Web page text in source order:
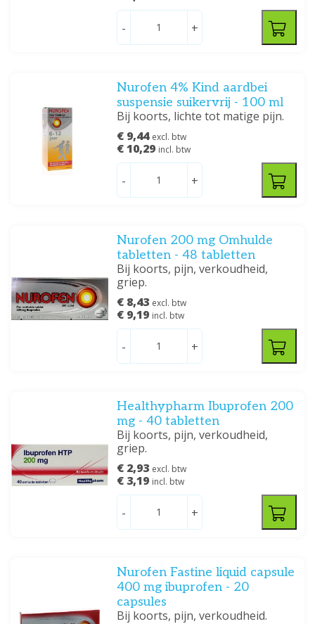
- +
Nurofen 4% Kind aardbei
suspensie suikervrij - 100 ml
Bij koorts, lichte tot matige pijn.
€ 9,44 excl. btw
€ 10,29 incl. btw
- +
Nurofen 200 mg Omhulde
tabletten - 48 tabletten
Bij koorts, pijn, verkoudheid,
griep.
€ 8,43 excl. btw
€ 9,19 incl. btw
- +
Healthypharm Ibuprofen 200
mg - 40 tabletten
Bij koorts, pijn, verkoudheid,
griep.
€ 2,93 excl. btw
€ 3,19 incl. btw
- +
Nurofen Fastine liquid capsule
400 mg ibuprofen - 20
capsules
Bij koorts, pijn, verkoudheid.